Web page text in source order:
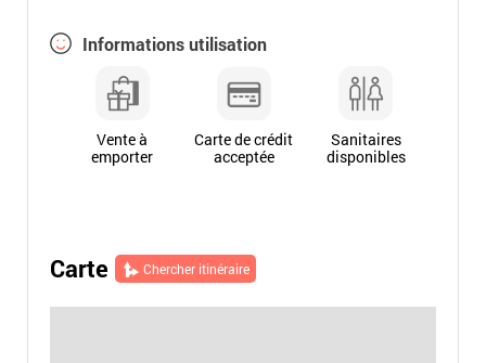
Informations utilisation
Vente à
emporter
Carte de crédit
acceptée
Sanitaires
disponibles
Carte Chercher itinéraire